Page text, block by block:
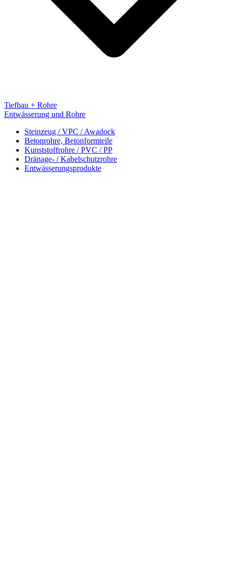
Tiefbau + Rohre
Entwässerung und Rohre
Steinzeug / VPC / Awadock
Betonrohre, Betonformteile
Kunststoffrohre / PVC / PP
Dränage- / Kabelschutzrohre
Entwässerungsprodukte